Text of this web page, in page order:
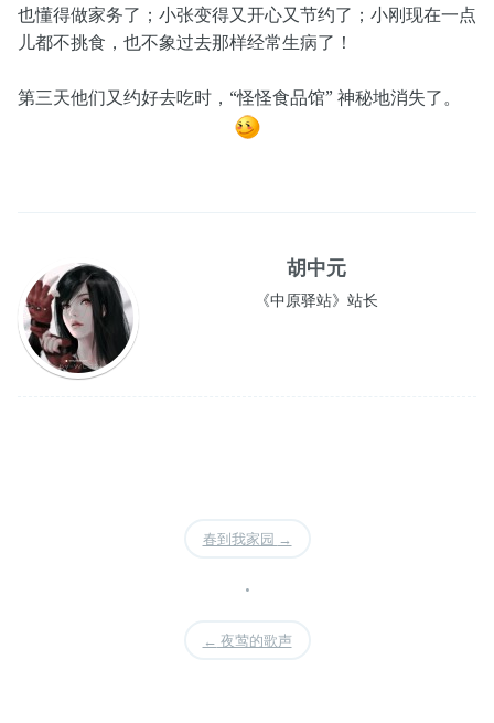
也懂得做家务了；小张变得又开心又节约了；小刚现在一点
儿都不挑食，也不象过去那样经常生病了！
第三天他们又约好去吃时，“怪怪食品馆” 神秘地消失了。
胡中元
《中原驿站》站长
春到我家园 →
•
← 夜莺的歌声